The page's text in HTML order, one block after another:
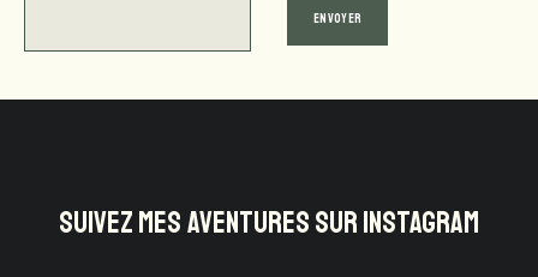
SUIVEZ MES AVENTURES SUR INSTAGRAM